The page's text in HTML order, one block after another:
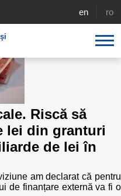
english
publice în vizor”,
Riscă să
lei din granturi
de lei în
am declarat că pentru
de finanțare externă va fi o